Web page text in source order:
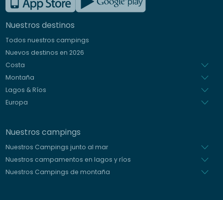
Inglés
Alemán
Nuestros destinos
Todos nuestros campings
Nuevos destinos en 2026
Costa
Montaña
Lagos & Ríos
Europa
Nuestros campings
Nuestros Campings junto al mar
Nuestros campamentos en lagos y ríos
Nuestros Campings de montaña